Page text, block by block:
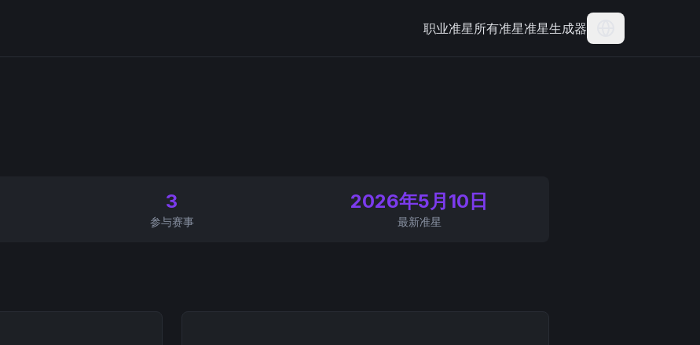
职业准星所有准星准星生成器
Current
3
参与赛事
2026年5月10日
最新准星